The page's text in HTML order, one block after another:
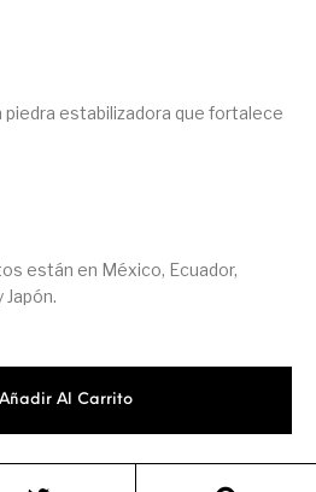
piedra estabilizadora que fortalece
están en México, Ecuador,
Japón.
Añadir Al Carrito